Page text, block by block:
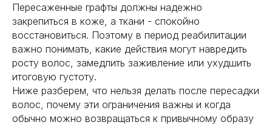
получить консультацию
Пересаженные графты должны надежно
закрепиться в коже, а ткани - спокойно
восстановиться. Поэтому в период реабилитации
важно понимать, какие действия могут навредить
росту волос, замедлить заживление или ухудшить
итоговую густоту.
Ниже разберем, что нельзя делать после пересадки
волос, почему эти ограничения важны и когда
обычно можно возвращаться к привычному образу